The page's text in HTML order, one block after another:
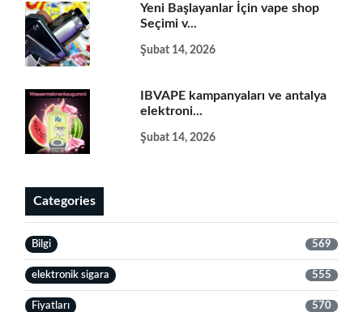
Yeni Başlayanlar İçin vape shop
Seçimi v...
Şubat 14, 2026
IBVAPE kampanyaları ve antalya
elektroni...
Şubat 14, 2026
Categories
Bilgi 569
elektronik sigara 555
Fiyatları 570